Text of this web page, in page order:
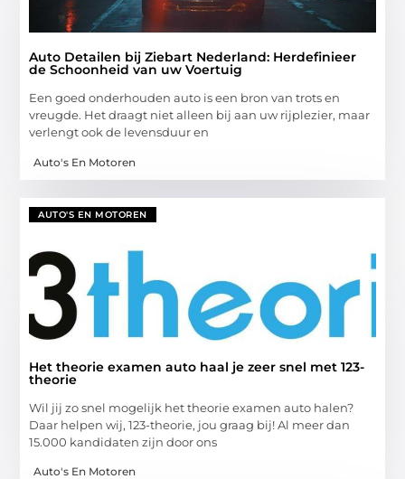
Auto Detailen bij Ziebart Nederland: Herdefinieer
de Schoonheid van uw Voertuig
Een goed onderhouden auto is een bron van trots en
vreugde. Het draagt niet alleen bij aan uw rijplezier, maar
verlengt ook de levensduur en
Auto's En Motoren
AUTO'S EN MOTOREN
Het theorie examen auto haal je zeer snel met 123-
theorie
Wil jij zo snel mogelijk het theorie examen auto halen?
Daar helpen wij, 123-theorie, jou graag bij! Al meer dan
15.000 kandidaten zijn door ons
Auto's En Motoren